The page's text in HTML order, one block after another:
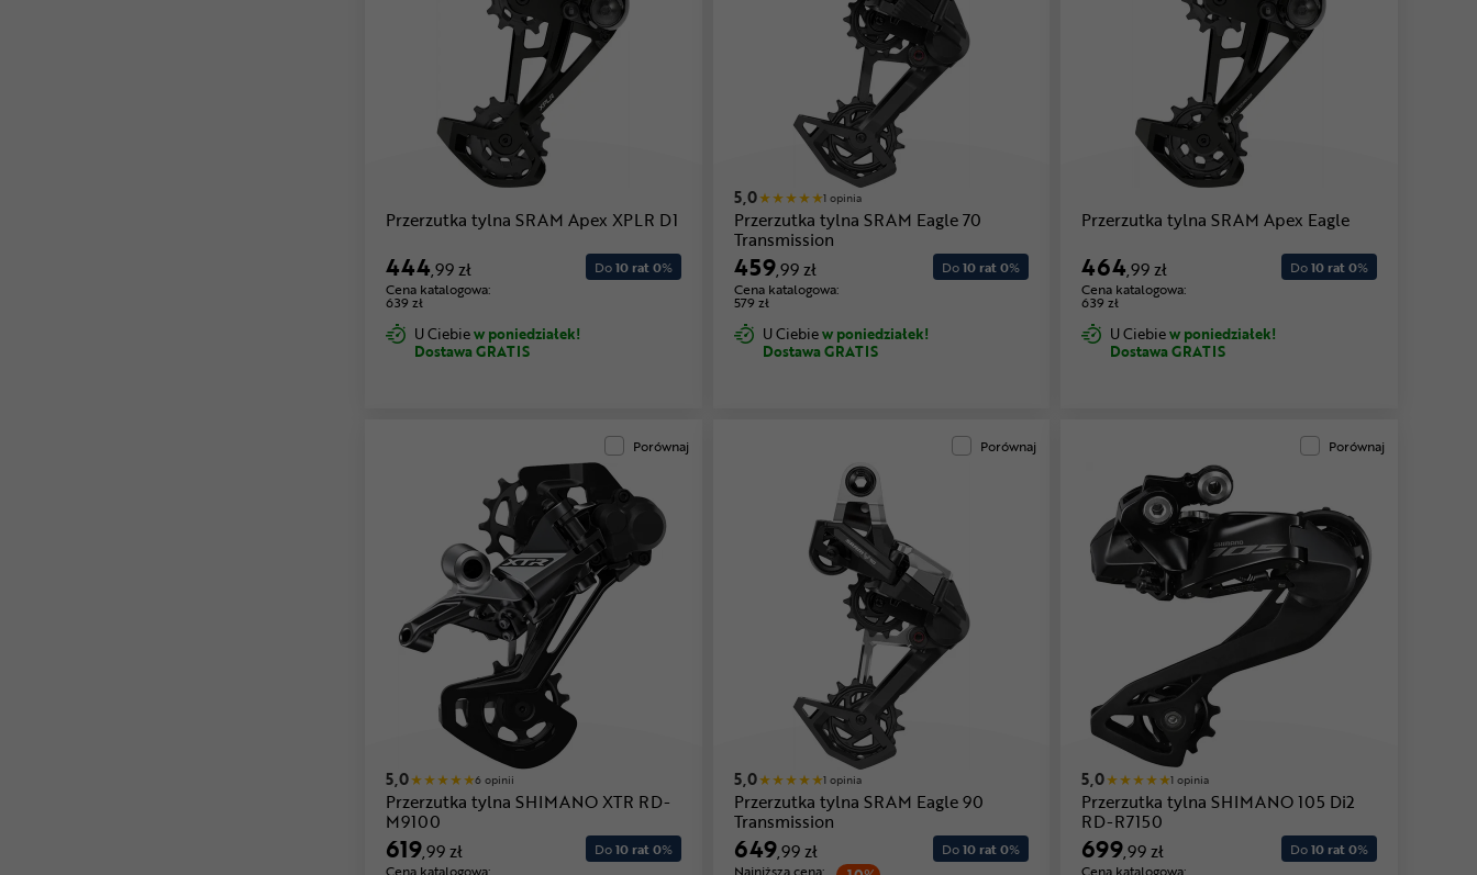
Przerzutka tylna SRAM Apex XPLR D1
444,99 zł
Cena katalogowa:
639 zł
Do10 rat 0%
U Ciebiew poniedziałek!
Dostawa GRATIS
5,0 1 opinia
Przerzutka tylna SRAM Eagle 70
Transmission
459,99 zł
Cena katalogowa:
579 zł
Do10 rat 0%
U Ciebiew poniedziałek!
Dostawa GRATIS
Przerzutka tylna SRAM Apex Eagle
464,99 zł
Cena katalogowa:
639 zł
Do10 rat 0%
U Ciebiew poniedziałek!
Dostawa GRATIS
Porównaj
5,0 6 opinii
Przerzutka tylna SHIMANO XTR RD-
M9100
619,99 zł
Cena katalogowa:
Do10 rat 0%
Porównaj
5,0 1 opinia
Przerzutka tylna SRAM Eagle 90
Transmission
649,99 zł
Najniższa cena:
Do10 rat 0%
Porównaj
5,0 1 opinia
Przerzutka tylna SHIMANO 105 Di2
RD-R7150
699,99 zł
Cena katalogowa:
Do10 rat 0%